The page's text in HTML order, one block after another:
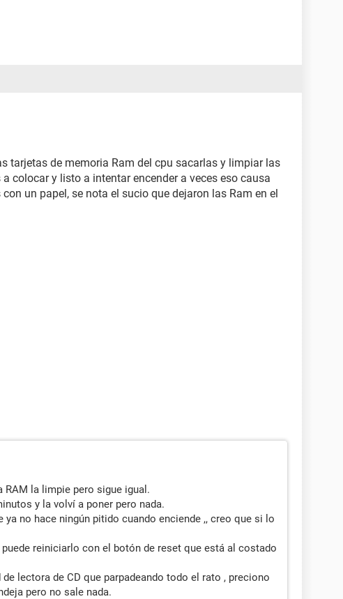
tarjetas de memoria Ram del cpu sacarlas y limpiar las
colocar y listo a intentar encender a veces eso causa
un papel, se nota el sucio que dejaron las Ram en el
la limpie pero sigue igual.
y la volví a poner pero nada.
ya no hace ningún pitido cuando enciende ,, creo que si lo
reiniciarlo con el botón de reset que está al costado
lectora de CD que parpadeando todo el rato , preciono
pero no sale nada.